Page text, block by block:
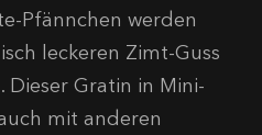
Pfännchen werden
leckeren Zimt-Guss
Dieser Gratin in Mini-
mit anderen